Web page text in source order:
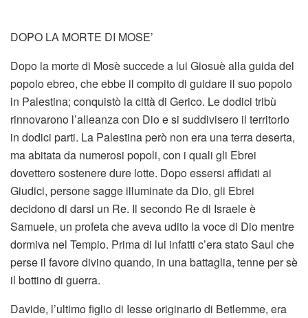
DOPO LA MORTE DI MOSE’
Dopo la morte di Mosè succede a lui Giosuè alla guida del
popolo ebreo, che ebbe il compito di guidare il suo popolo
in Palestina; conquistò la città di Gerico. Le dodici tribù
rinnovarono l’alleanza con Dio e si suddivisero il territorio
in dodici parti. La Palestina però non era una terra deserta,
ma abitata da numerosi popoli, con i quali gli Ebrei
dovettero sostenere dure lotte. Dopo essersi affidati ai
Giudici, persone sagge illuminate da Dio, gli Ebrei
decidono di darsi un Re. Il secondo Re di Israele è
Samuele, un profeta che aveva udito la voce di Dio mentre
dormiva nel Tempio. Prima di lui infatti c’era stato Saul che
perse il favore divino quando, in una battaglia, tenne per sè
il bottino di guerra.
Davide, l’ultimo figlio di Iesse originario di Betlemme, era